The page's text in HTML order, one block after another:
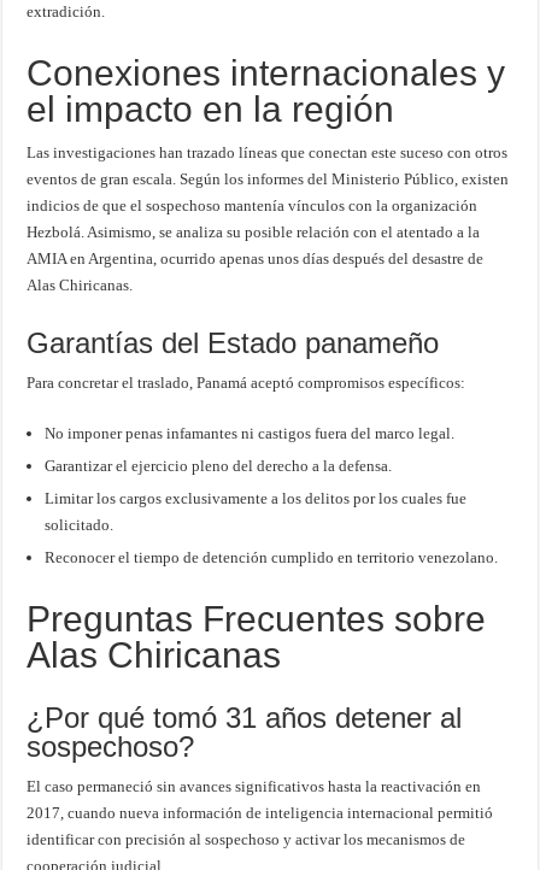
extradición.
Conexiones internacionales y
el impacto en la región
Las investigaciones han trazado líneas que conectan este suceso con otros
eventos de gran escala. Según los informes del Ministerio Público, existen
indicios de que el sospechoso mantenía vínculos con la organización
Hezbolá. Asimismo, se analiza su posible relación con el atentado a la
AMIA en Argentina, ocurrido apenas unos días después del desastre de
Alas Chiricanas.
Garantías del Estado panameño
Para concretar el traslado, Panamá aceptó compromisos específicos:
No imponer penas infamantes ni castigos fuera del marco legal.
Garantizar el ejercicio pleno del derecho a la defensa.
Limitar los cargos exclusivamente a los delitos por los cuales fue
solicitado.
Reconocer el tiempo de detención cumplido en territorio venezolano.
Preguntas Frecuentes sobre
Alas Chiricanas
¿Por qué tomó 31 años detener al
sospechoso?
El caso permaneció sin avances significativos hasta la reactivación en
2017, cuando nueva información de inteligencia internacional permitió
identificar con precisión al sospechoso y activar los mecanismos de
cooperación judicial.